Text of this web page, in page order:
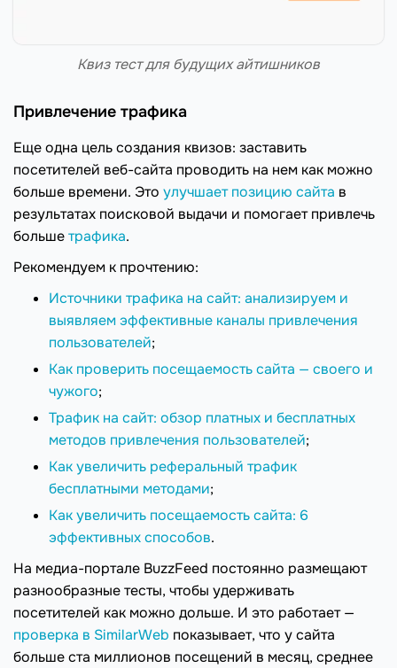
Квиз тест для будущих айтишников
Привлечение трафика
Еще одна цель создания квизов: заставить
посетителей веб-сайта проводить на нем как можно
больше времени. Это улучшает позицию сайта в
результатах поисковой выдачи и помогает привлечь
большетрафика.
Рекомендуем к прочтению:
Источники трафика на сайт: анализируем и
выявляем эффективные каналы привлечения
пользователей;
Как проверить посещаемость сайта — своего и
чужого;
Трафик на сайт: обзор платных и бесплатных
методов привлечения пользователей;
Как увеличить реферальный трафик
бесплатными методами;
Как увеличить посещаемость сайта: 6
эффективных способов.
На медиа-портале BuzzFeed постоянно размещают
разнообразные тесты, чтобы удерживать
посетителей как можно дольше. И это работает —
проверка в SimilarWeb показывает, что у сайта
больше ста миллионов посещений в месяц, среднее